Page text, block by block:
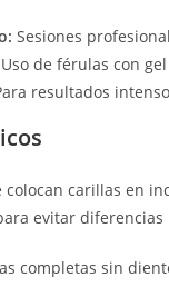
Sesiones
Uso de férulas con
resultados
colocan carillas en
evitar diferencias
completas sin